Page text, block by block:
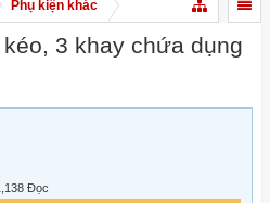
Phụ kiện khác
3 khay chứa dụng
Đọc